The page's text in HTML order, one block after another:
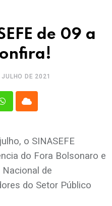
de 09 a
DE 2021
WhatsappCloud
o SINASEFE
do Fora Bolsonaro e
de
do Setor Público